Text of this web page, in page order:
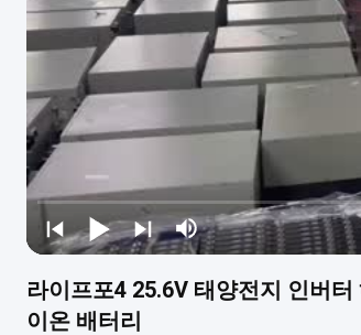
라이프포4 25.6V 태양전지 인버
이온 배터리